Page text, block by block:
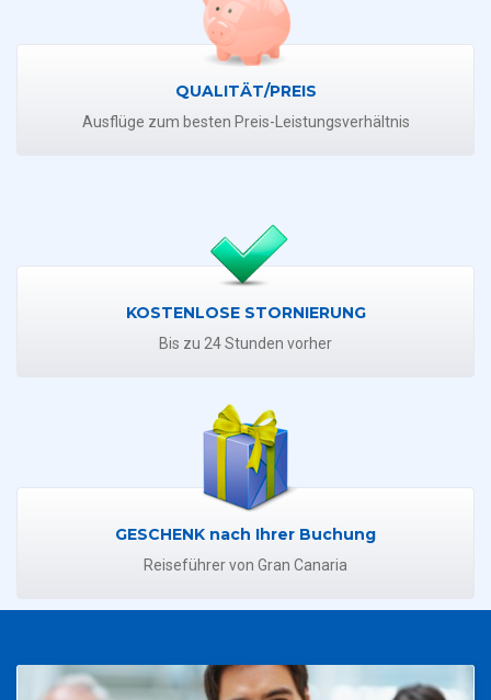
QUALITÄT/PREIS
Ausflüge zum besten Preis-Leistungsverhältnis
KOSTENLOSE STORNIERUNG
Bis zu 24 Stunden vorher
GESCHENK nach Ihrer Buchung
Reiseführer von Gran Canaria